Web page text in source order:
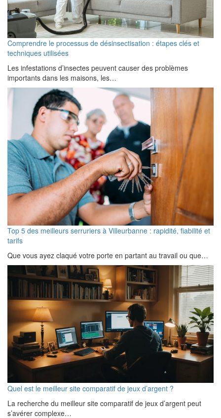
Comprendre le processus de désinsectisation : étapes clés et
techniques utilisées
Les infestations d’insectes peuvent causer des problèmes
importants dans les maisons, les…
Top 5 des meilleurs serruriers à Villeurbanne : rapidité, fiabilité et
tarifs
Que vous ayez claqué votre porte en partant au travail ou que…
Quel est le meilleur site comparatif de jeux d’argent ?
La recherche du meilleur site comparatif de jeux d’argent peut
s’avérer complexe…